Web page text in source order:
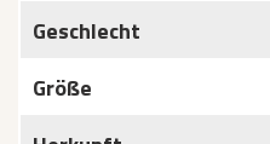
Geschlecht
Größe